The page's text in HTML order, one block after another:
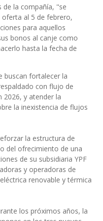
de la compañía, "se
al 5 de febrero,
para aquellos
bonos al canje como
hasta la fecha de
buscan fortalecer la
con flujo de
2026, y atender la
la inexistencia de flujos
la estructura de
del ofrecimiento de una
de su subsidiaria YPF
y operadoras de
renovable y térmica
los próximos años, la